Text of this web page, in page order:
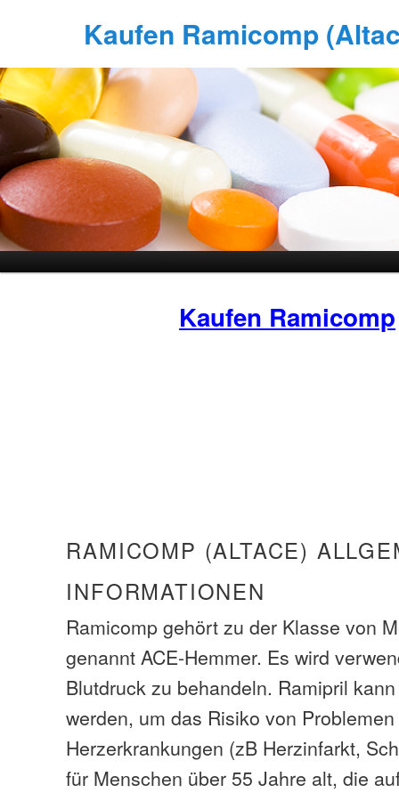
Kaufen Ramicomp
Kaufen Ramicomp
RAMICOMP (ALTACE)
INFORMATIONEN
Ramicomp gehört zu der Klasse von
genannt ACE-Hemmer. Es wird
Blutdruck zu behandeln. Ramipril
werden, um das Risiko von
Herzerkrankungen (zB Herzinfarkt,
für Menschen über 55 Jahre alt, die